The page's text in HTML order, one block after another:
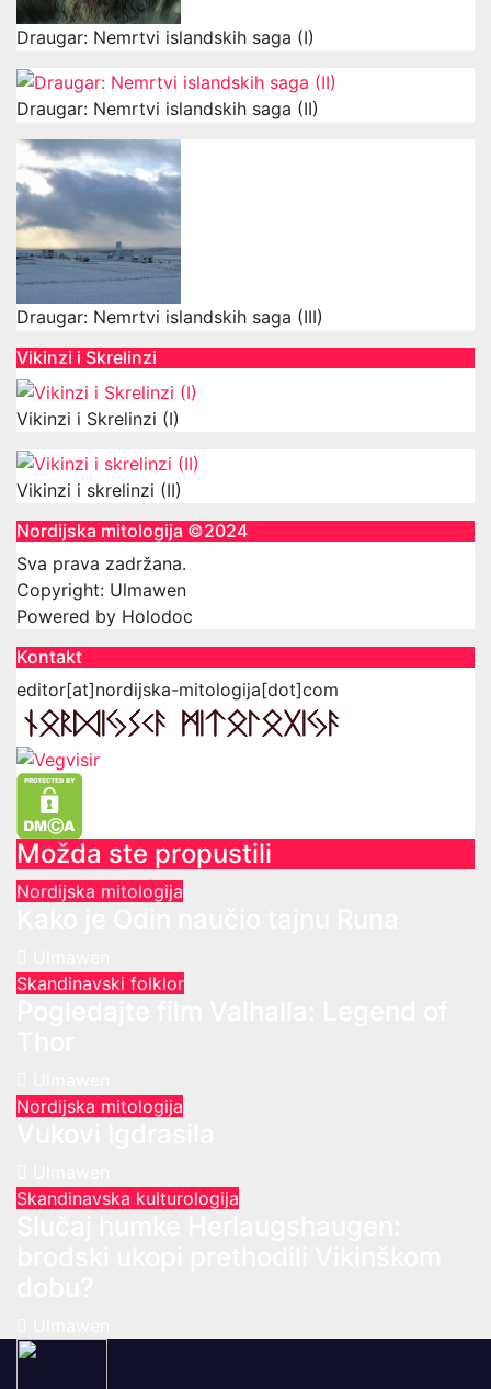
Draugar: Nemrtvi islandskih saga (I)
Draugar: Nemrtvi islandskih saga (II)
Draugar: Nemrtvi islandskih saga (III)
Vikinzi i Skrelinzi
Vikinzi i Skrelinzi (I)
Vikinzi i skrelinzi (II)
Nordijska mitologija ©2024
Sva prava zadržana.
Copyright: Ulmawen
Powered by Holodoc
Kontakt
editor[at]nordijska-mitologija[dot]com
Možda ste propustili
Nordijska mitologija
Skandinavski folklor
Nordijska mitologija
Skandinavska kulturologija